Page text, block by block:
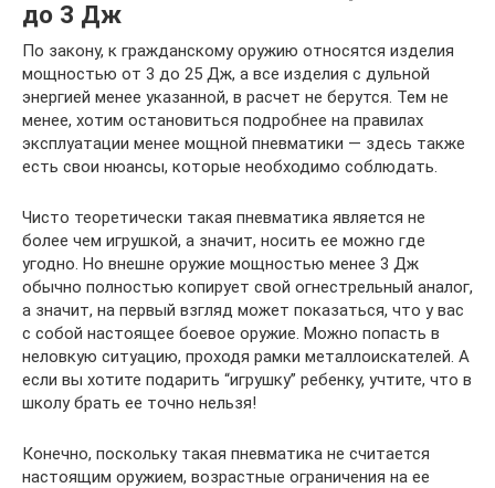
до 3 Дж
По закону, к гражданскому оружию относятся изделия
мощностью от 3 до 25 Дж, а все изделия с дульной
энергией менее указанной, в расчет не берутся. Тем не
менее, хотим остановиться подробнее на правилах
эксплуатации менее мощной пневматики — здесь также
есть свои нюансы, которые необходимо соблюдать.
Чисто теоретически такая пневматика является не
более чем игрушкой, а значит, носить ее можно где
угодно. Но внешне оружие мощностью менее 3 Дж
обычно полностью копирует свой огнестрельный аналог,
а значит, на первый взгляд может показаться, что у вас
с собой настоящее боевое оружие. Можно попасть в
неловкую ситуацию, проходя рамки металлоискателей. А
если вы хотите подарить “игрушку” ребенку, учтите, что в
школу брать ее точно нельзя!
Конечно, поскольку такая пневматика не считается
настоящим оружием, возрастные ограничения на ее